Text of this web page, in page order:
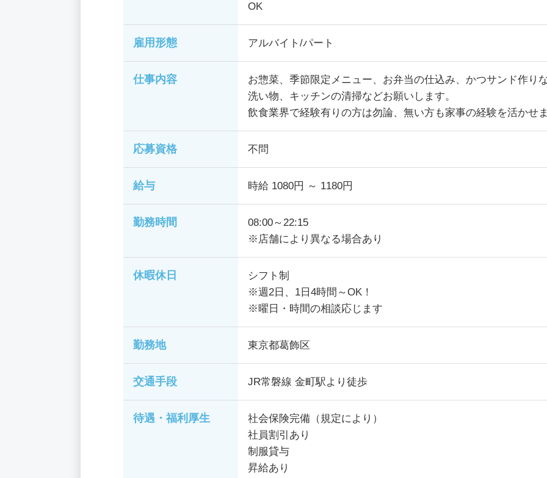
OK
雇用形態 アルバイト/パート
仕事内容
お惣菜、季節限定メニュー、お弁当の仕込み、かつサンド作り
洗い物、キッチンの清掃などお願いします。
飲食業界で経験有りの方は勿論、無い方も家事の経験を活かせ
応募資格 不問
給与 時給 1080円 ～ 1180円
勤務時間
08:00～22:15
※店舗により異なる場合あり
休暇休日
シフト制
※週2日、1日4時間～OK！
※曜日・時間の相談応じます
勤務地 東京都葛飾区
交通手段 JR常磐線 金町駅より徒歩
待遇・福利厚生
社会保険完備（規定により）
社員割引あり
制服貸与
昇給あり